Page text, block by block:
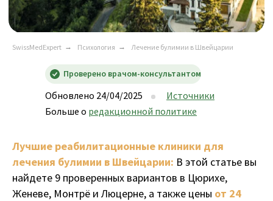
SwissMedExpert → Психология → Лечение булимии в Швейцарии
Проверено врачом-консультантом
Обновлено 24/04/2025
Больше о редакционной политике
Источники
Лучшие реабилитационные клиники для
лечения булимии в Швейцарии: В этой статье вы
найдете 9 проверенных вариантов в Цюрихе,
Женеве, Монтрё и Люцерне, а также цены от 24